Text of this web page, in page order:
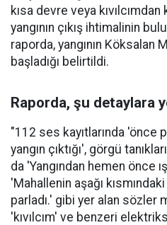
kısa devre veya
yangının çıkış ihtimalinin
raporda, yangının
başladığı belirtildi.
Raporda, şu detaylara
"112 ses kayıtlarında 'önce
yangın çıktığı', görgü
da 'Yangından hemen önce
'Mahallenin aşağı
parladı.' gibi yer alan sözler
'kıvılcım' ve benzeri